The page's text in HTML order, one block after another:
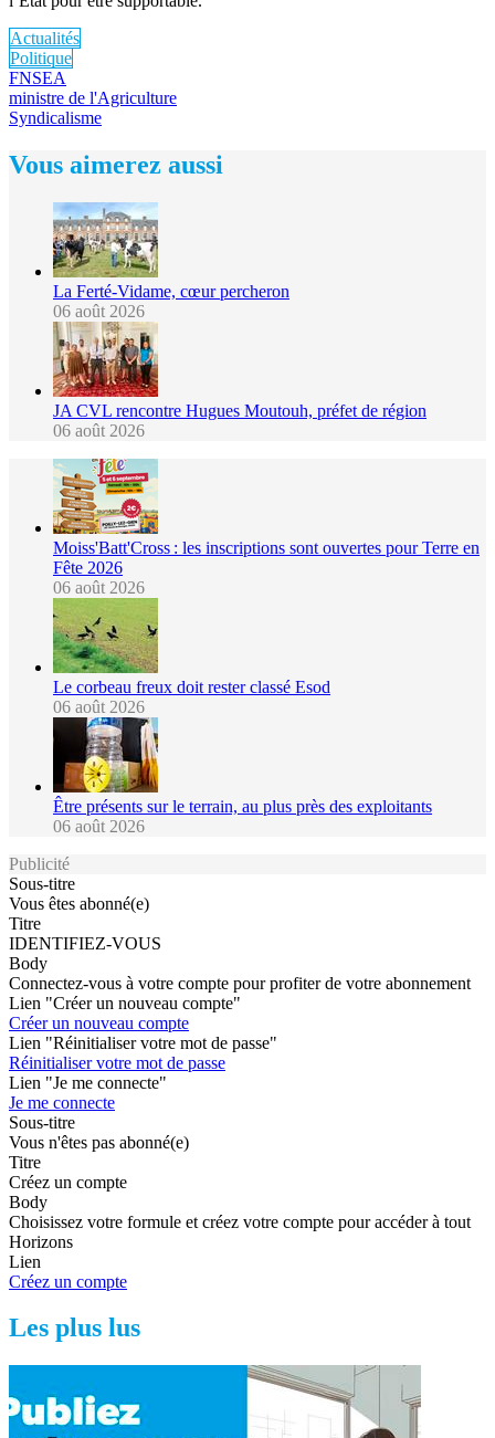
Actualités
Politique
FNSEA
ministre de l'Agriculture
Syndicalisme
Vous aimerez aussi
La Ferté-Vidame, cœur percheron
06 août 2026
JA CVL rencontre Hugues Moutouh, préfet de région
06 août 2026
Moiss'Batt'Cross : les inscriptions sont ouvertes pour Terre en
Fête 2026
06 août 2026
Le corbeau freux doit rester classé Esod
06 août 2026
Être présents sur le terrain, au plus près des exploitants
06 août 2026
Publicité
Sous-titre
Vous êtes abonné(e)
Titre
IDENTIFIEZ-VOUS
Body
Connectez-vous à votre compte pour profiter de votre abonnement
Lien "Créer un nouveau compte"
Créer un nouveau compte
Lien "Réinitialiser votre mot de passe"
Réinitialiser votre mot de passe
Lien "Je me connecte"
Je me connecte
Sous-titre
Vous n'êtes pas abonné(e)
Titre
Créez un compte
Body
Choisissez votre formule et créez votre compte pour accéder à tout
Horizons
Lien
Créez un compte
Les plus lus